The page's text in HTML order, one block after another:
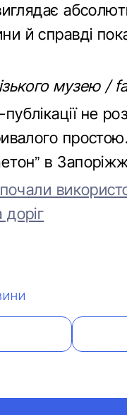
й справді
музею /
не
в
почали